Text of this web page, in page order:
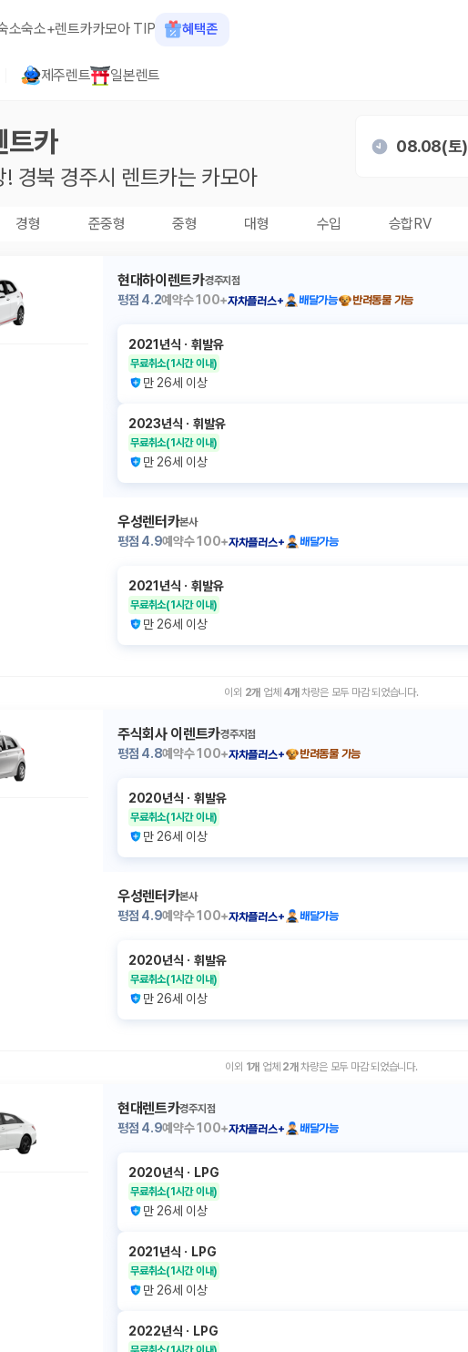
소숙소+렌트카카모아 TIP 혜택존
제주렌트 일본렌트
트카
! 경북 경주시 렌트카는 카모아
08.08(토)
경형 준중형 중형 대형 수입 승합RV
현대하이렌트카경주지점
평점 4.2예약수100+자차플러스+ 배달가능 반려동물 가능
2021년식 ㆍ휘발유
무료취소(1시간 이내)
만 26세 이상
2023년식 ㆍ휘발유
무료취소(1시간 이내)
만 26세 이상
우성렌터카본사
평점 4.9예약수100+자차플러스+ 배달가능
2021년식 ㆍ휘발유
무료취소(1시간 이내)
만 26세 이상
이외 2개 업체 4개 차량은 모두 마감 되었습니다.
주식회사 이렌트카경주지점
평점 4.8예약수100+자차플러스+ 반려동물 가능
2020년식 ㆍ휘발유
무료취소(1시간 이내)
만 26세 이상
우성렌터카본사
평점 4.9예약수100+자차플러스+ 배달가능
2020년식 ㆍ휘발유
무료취소(1시간 이내)
만 26세 이상
이외 1개 업체 2개 차량은 모두 마감 되었습니다.
현대렌트카경주지점
평점 4.9예약수100+자차플러스+ 배달가능
2020년식 ㆍ LPG
무료취소(1시간 이내)
만 26세 이상
2021년식 ㆍ LPG
무료취소(1시간 이내)
만 26세 이상
2022년식 ㆍ LPG